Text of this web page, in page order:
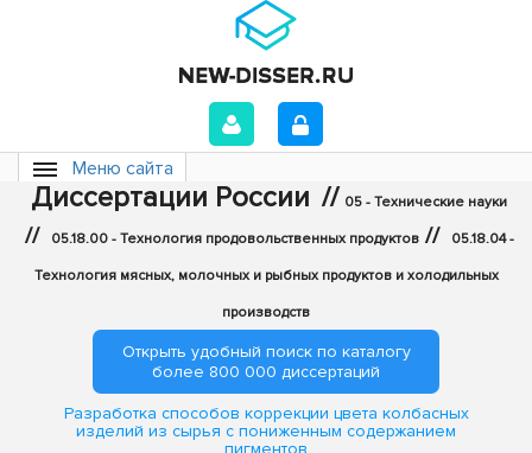
Меню сайта
Диссертации России // 05 - Технические науки
// 05.18.00 - Технология продовольственных продуктов // 05.18.04 -
Технология мясных, молочных и рыбных продуктов и холодильных
производств
Открыть удобный поиск по каталогу
более 800 000 диссертаций
Разработка способов коррекции цвета колбасных
изделий из сырья с пониженным содержанием